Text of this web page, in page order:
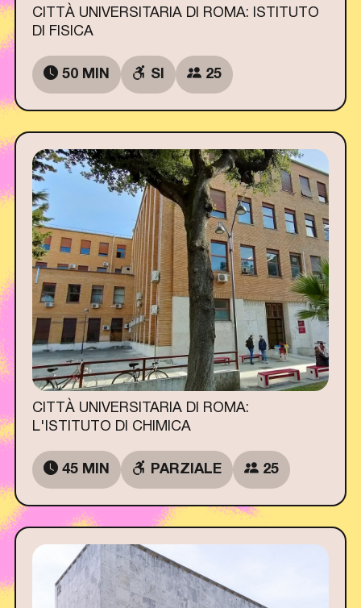
CITTÀ UNIVERSITARIA DI ROMA: ISTITUTO
DI FISICA
50 MIN SI 25
CITTÀ UNIVERSITARIA DI ROMA:
L'ISTITUTO DI CHIMICA
45 MIN PARZIALE 25